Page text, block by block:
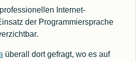
Internet-
der Programmiersprache
überall dort gefragt, wo es auf